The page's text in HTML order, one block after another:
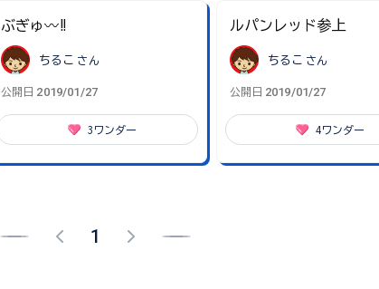
ぶぎゅ〰️‼️
ちるこ さん
公開日 2019/01/27
3 ワンダー
ルパンレッド参上
ちるこ さん
公開日 2019/01/27
4ワンダー
1